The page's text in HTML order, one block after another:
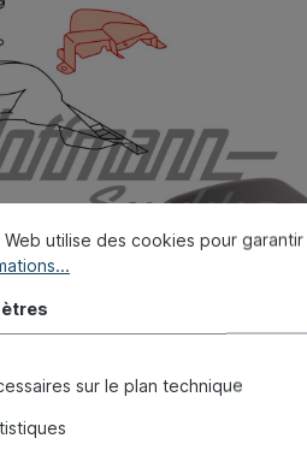
Web utilise des cookies pour
sur le plan technique